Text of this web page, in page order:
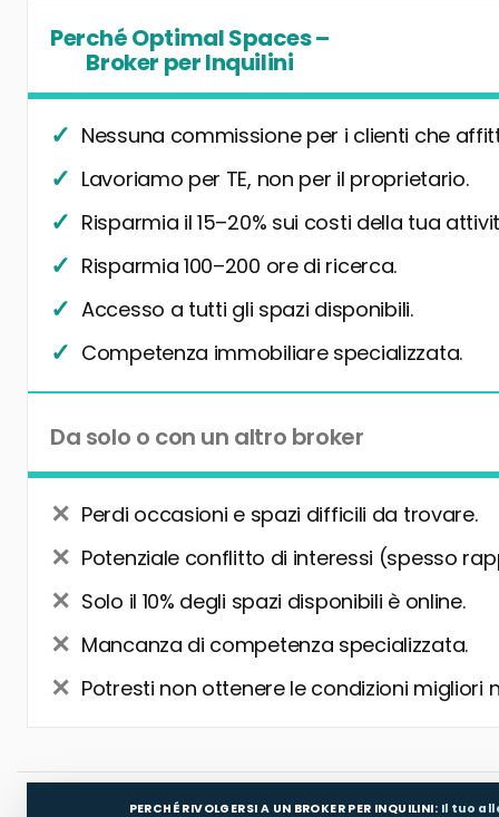
Perché Optimal Spaces –
Broker per Inquilini
Nessuna commissione per i clienti che
Lavoriamo per TE, non per il proprietario.
Risparmia il 15–20% sui costi della tua
Risparmia 100–200 ore di ricerca.
Accesso a tutti gli spazi disponibili.
Competenza immobiliare specializzata.
Da solo o con un altro broker
Perdi occasioni e spazi difficili da trovare.
Potenziale conflitto di interessi (spesso
Solo il 10% degli spazi disponibili è online.
Mancanza di competenza specializzata.
Potresti non ottenere le condizioni migliori
PERCHÉ RIVOLGERSI A UN BROKER PER INQUILINI: Il tuo